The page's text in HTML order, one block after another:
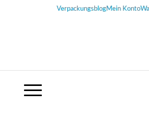
VerpackungsblogMein Konto